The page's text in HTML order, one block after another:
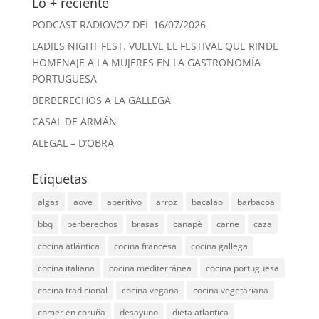
PODCAST RADIOVOZ DEL 16/07/2026
LADIES NIGHT FEST. VUELVE EL FESTIVAL QUE RINDE
HOMENAJE A LA MUJERES EN LA GASTRONOMÍA
PORTUGUESA
BERBERECHOS A LA GALLEGA
CASAL DE ARMÁN
ALEGAL – D’OBRA
Etiquetas
algas aove aperitivo arroz bacalao
barbacoa
bbq
berberechos brasas canapé carne
caza
cocina atlántica
cocina francesa
cocina gallega
cocina italiana
cocina mediterránea
cocina portuguesa
cocina tradicional
cocina vegana
cocina vegetariana
comer en coruña
desayuno
dieta atlantica